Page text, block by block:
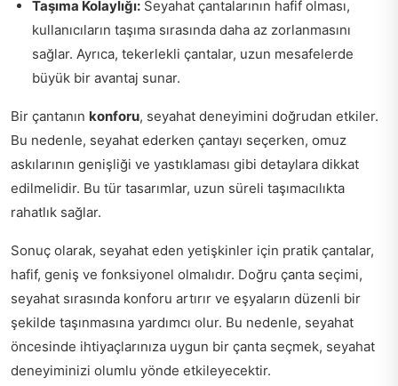
Taşıma Kolaylığı: Seyahat çantalarının hafif olması,
kullanıcıların taşıma sırasında daha az zorlanmasını
sağlar. Ayrıca, tekerlekli çantalar, uzun mesafelerde
büyük bir avantaj sunar.
Bir çantanın konforu, seyahat deneyimini doğrudan etkiler.
Bu nedenle, seyahat ederken çantayı seçerken, omuz
askılarının genişliği ve yastıklaması gibi detaylara dikkat
edilmelidir. Bu tür tasarımlar, uzun süreli taşımacılıkta
rahatlık sağlar.
Sonuç olarak, seyahat eden yetişkinler için pratik çantalar,
hafif, geniş ve fonksiyonel olmalıdır. Doğru çanta seçimi,
seyahat sırasında konforu artırır ve eşyaların düzenli bir
şekilde taşınmasına yardımcı olur. Bu nedenle, seyahat
öncesinde ihtiyaçlarınıza uygun bir çanta seçmek, seyahat
deneyiminizi olumlu yönde etkileyecektir.